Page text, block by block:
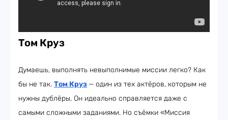
Том Круз
Думаешь, выполнять невыполнимые миссии легко? Как
бы не так. Том Круз — один из тех актёров, которым не
нужны дублёры. Он идеально справляется даже с
самыми сложными заданиями. Но съёмки «Миссия